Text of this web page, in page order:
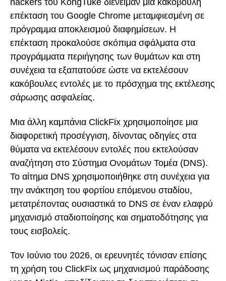
hackers του KongTuke διένειμαν μια κακόβουλη
επέκταση του Google Chrome μεταμφιεσμένη σε
πρόγραμμα αποκλεισμού διαφημίσεων. Η
επέκταση προκαλούσε σκόπιμα σφάλματα στα
προγράμματα περιήγησης των θυμάτων και στη
συνέχεια τα εξαπατούσε ώστε να εκτελέσουν
κακόβουλες εντολές με το πρόσχημα της εκτέλεσης
σάρωσης ασφαλείας.
Μια άλλη καμπάνια ClickFix χρησιμοποίησε μια
διαφορετική προσέγγιση, δίνοντας οδηγίες στα
θύματα να εκτελέσουν εντολές που εκτελούσαν
αναζήτηση στο Σύστημα Ονομάτων Τομέα (DNS).
Το αίτημα DNS χρησιμοποιήθηκε στη συνέχεια για
την ανάκτηση του φορτίου επόμενου σταδίου,
μετατρέποντας ουσιαστικά το DNS σε έναν ελαφρύ
μηχανισμό σταδιοποίησης και σηματοδότησης για
τους εισβολείς.
Τον Ιούνιο του 2026, οι ερευνητές τόνισαν επίσης
τη χρήση του ClickFix ως μηχανισμού παράδοσης